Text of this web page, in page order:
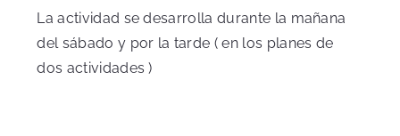
La actividad se desarrolla durante la mañana
del sábado y por la tarde ( en los planes de
dos actividades )